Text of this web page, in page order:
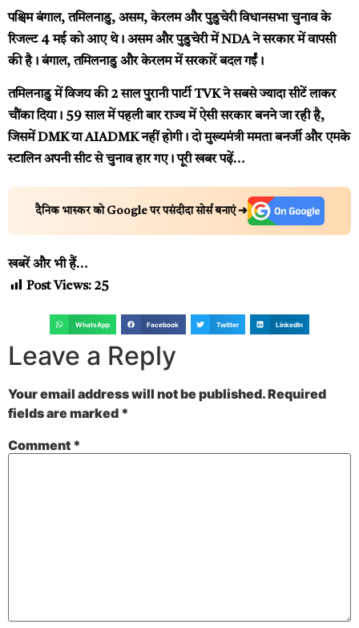
पश्चिम बंगाल, तमिलनाडु, असम, केरलम और पुडुचेरी विधानसभा चुनाव के
रिजल्ट 4 मई को आए थे। असम और पुडुचेरी में NDA ने सरकार में वापसी
की है। बंगाल, तमिलनाडु और केरलम में सरकारें बदल गईं।
तमिलनाडु में विजय की 2 साल पुरानी पार्टी TVK ने सबसे ज्यादा सीटें लाकर
चौंका दिया। 59 साल में पहली बार राज्य में ऐसी सरकार बनने जा रही है,
जिसमें DMK या AIADMK नहीं होगी। दो मुख्यमंत्री ममता बनर्जी और एमके
स्टालिन अपनी सीट से चुनाव हार गए।पूरी खबर पढ़ें…
दैनिक भास्कर को Google पर पसंदीदा सोर्स बनाएं ➔
खबरें और भी हैं…
Post Views: 25
WhatsApp Facebook Twitter LinkedIn
Leave a Reply
Your email address will not be published.Required
fields are marked *
Comment *